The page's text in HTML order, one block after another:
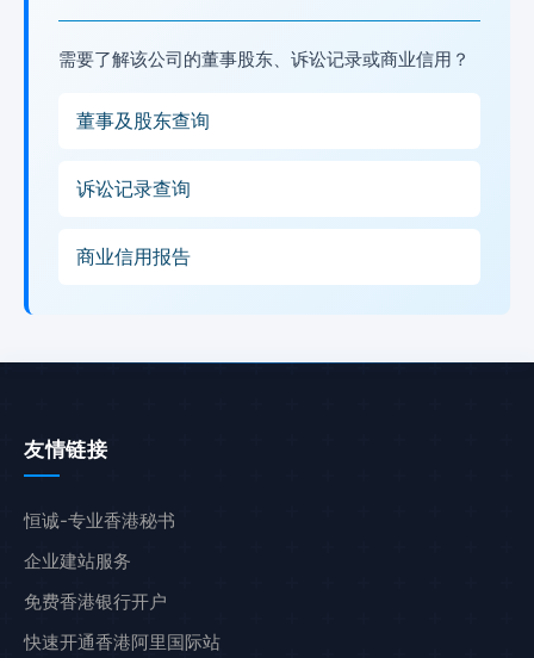
需要了解该公司的董事股东、诉讼记录或商业信用？
董事及股东查询
诉讼记录查询
商业信用报告
友情链接
恒诚-专业香港秘书
企业建站服务
免费香港银行开户
快速开通香港阿里国际站